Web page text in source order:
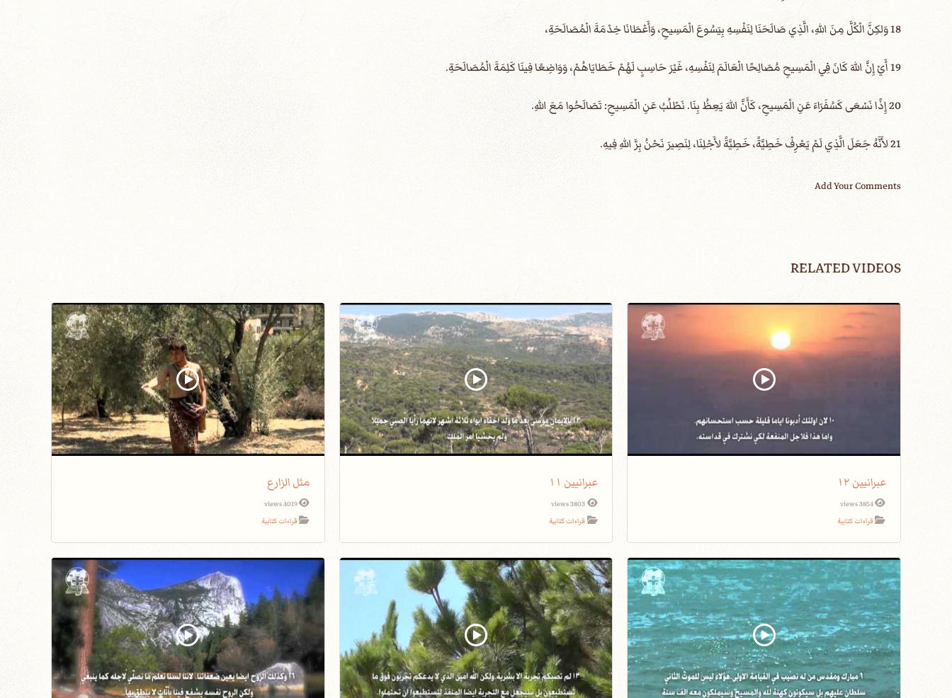
18 وَلكِنَّ الْكُلَّ مِنَ اللهِ، الَّذِي صَالَحَنَا لِنَفْسِهِ بِيَسُوعَ الْمَسِيحِ، وَأَعْطَانَا خِدْمَةَ الْمُصَالَحَةِ،
19 أَيْ إِنَّ اللهَ كَانَ فِي الْمَسِيحِ مُصَالِحًا الْعَالَمَ لِنَفْسِهِ، غَيْرَ حَاسِبٍ لَهُمْ خَطَايَاهُمْ، وَوَاضِعًا فِينَا كَلِمَةَ الْمُصَالَحَةِ.
20 إِذًا نَسْعَى كَسُفَرَاءَ عَنِ الْمَسِيحِ، كَأَنَّ اللهَ يَعِظُ بِنَا. نَطْلُبُ عَنِ الْمَسِيحِ: تَصَالَحُوا مَعَ اللهِ.
21 لأَنَّهُ جَعَلَ الَّذِي لَمْ يَعْرِفْ خَطِيَّةً، خَطِيَّةً لأَجْلِنَا، لِنَصِيرَ نَحْنُ بِرَّ اللهِ فِيهِ.
Add Your Comments
RELATED VIDEOS
عبرانيين ١٢
3854 views
قراءات كتابية
عبرانيين ١١
قراءات كتابية
مثل الزارع
4019 views
قراءات كتابية